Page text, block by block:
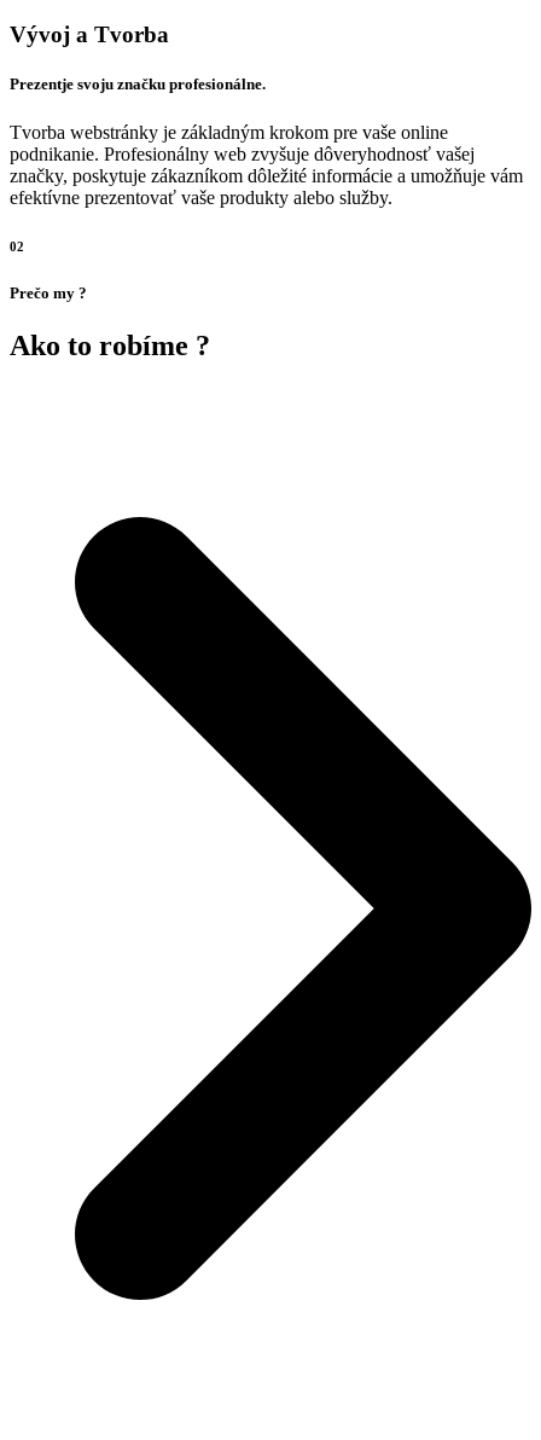
Vývoj a Tvorba
Prezentje svoju značku profesionálne.
Tvorba webstránky je základným krokom pre vaše online
podnikanie. Profesionálny web zvyšuje dôveryhodnosť vašej
značky, poskytuje zákazníkom dôležité informácie a umožňuje vám
efektívne prezentovať vaše produkty alebo služby.
02
Prečo my ?
Ako to robíme ?